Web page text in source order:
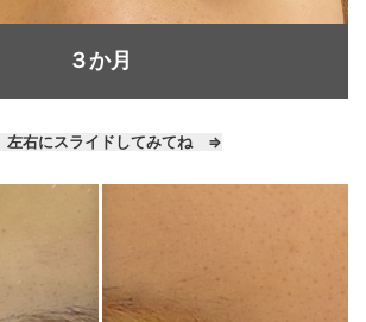
３か月
右にスライドしてみてね ⇒